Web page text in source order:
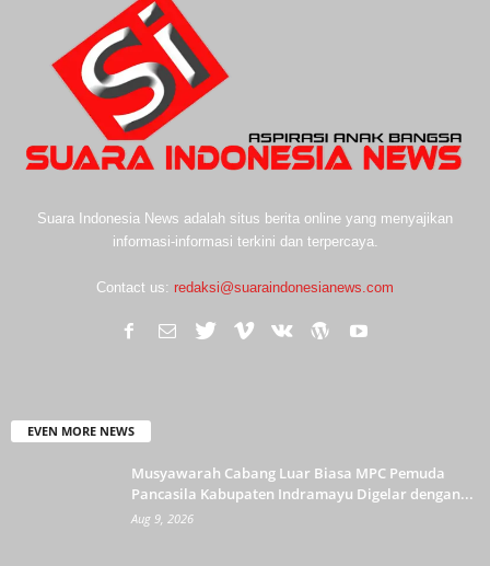
Suara Indonesia News adalah situs berita online yang menyajikan
informasi-informasi terkini dan terpercaya.
Contact us: redaksi@suaraindonesianews.com
EVEN MORE NEWS
Musyawarah Cabang Luar Biasa MPC Pemuda
Pancasila Kabupaten Indramayu Digelar dengan...
Aug 9, 2026